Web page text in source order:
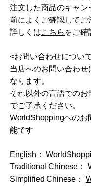
注文した商品のキャン
前によくご確認してご
詳しくはこちら をご確
<お問い合わせについ
当店へのお問い合わせ
なります。
それ以外の言語での
でご了承ください。
WorldShoppingへのお
能です
English：
Traditional Chinese：
Simplified Chinese：